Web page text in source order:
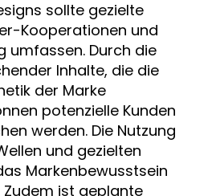
sollte gezielte
Kooperationen und
umfassen. Durch die
Inhalte, die die
der Marke
potenzielle Kunden
werden. Die Nutzung
und gezielten
Markenbewusstsein
ist geplante